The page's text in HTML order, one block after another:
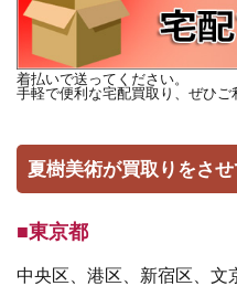
着払いで送ってください。
手軽で便利な宅配買取り、ぜひご
夏樹美術が買取りをさ
■東京都
中央区、港区、新宿区、文